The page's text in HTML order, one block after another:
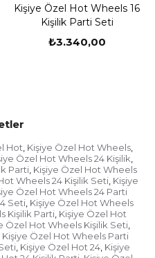
iletilir.
yapılıp özenle
teslim edilir.
gönderebilirsiniz.
Önce Yapılması
fişi imzaladığınızda o
hasarsız teslim aldım"
Bu nedenle
mutlaka içini açıp
açtırmak istemezse
kontrol edilmeden
Kişiye Özel Hot Wheels 16
Kişilik Parti Seti
₺3.340,00
Hot, Kişiye Özel Hot Wheels,
Özel Hot Wheels 24 Kişilik,
Parti, Kişiye Özel Hot Wheels
Wheels 24 Kişilik Seti, Kişiye
Özel Hot Wheels 24 Parti
Seti, Kişiye Özel Hot Wheels
Kişilik Parti, Kişiye Özel Hot
Özel Hot Wheels Kişilik Seti,
Kişiye Özel Hot Wheels Parti
, Kişiye Özel Hot 24, Kişiye